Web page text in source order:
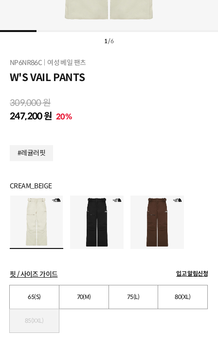
1/6
NP6NR86C 여성 베일 팬츠
W'S VAIL PANTS
#레귤러핏
309,000 원
247,200 원 20%
CREAM_BEIGE
핏 / 사이즈 가이드 입고 알림신청
65(S) 70(M) 75(L) 80(XL)
85(XXL)